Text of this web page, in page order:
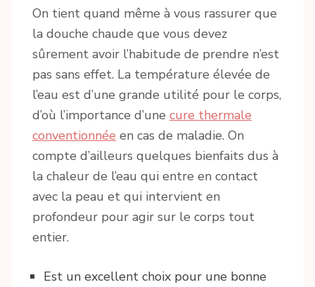
On tient quand même à vous rassurer que
la douche chaude que vous devez
sûrement avoir l’habitude de prendre n’est
pas sans effet. La température élevée de
l’eau est d’une grande utilité pour le corps,
d’où l’importance d’une cure thermale
conventionnée en cas de maladie. On
compte d’ailleurs quelques bienfaits dus à
la chaleur de l’eau qui entre en contact
avec la peau et qui intervient en
profondeur pour agir sur le corps tout
entier.
Est un excellent choix pour une bonne